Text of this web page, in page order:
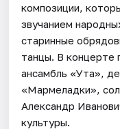
композиции,
звучанием
старинные
танцы. В концерте
ансамбль «Ута»,
«Мармеладки»,
Александр
культуры.